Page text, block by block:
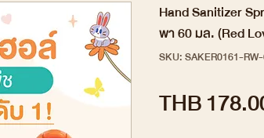
Hand Sanitizer
พา 60 มล. (Red
SKU: SAKER0161-
THB